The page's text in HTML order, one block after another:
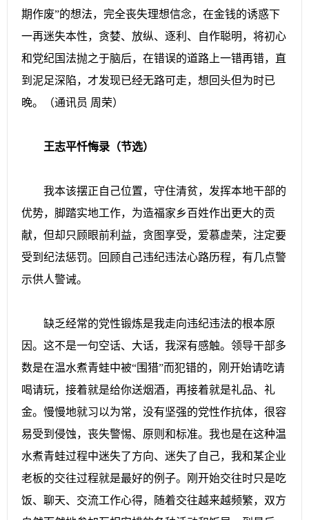
期作废”的想法，完全丧失理想信念，在金钱的诱惑下
一再迷失本性，贪婪、放纵、逐利、自作聪明，将初心
和党纪国法抛之于脑后，在错误的道路上一错再错，直
到泥足深陷，才发现已经无路可走，想回头但为时已
晚。（通讯员 周荣）
王志平忏悔录（节选）
我本该摆正自己位置，守住清贫，发挥本地干部的
优势，脚踏实地工作，为造福家乡百姓作出更大的贡
献，但却只顾眼前利益，贪图享受，爱慕虚荣，注定要
受到纪法惩罚。回顾自己违纪违法心路历程，有几点警
示供人警诫。
缺乏经常的党性锻炼是我走向违纪违法的根本原
因。这不是一句空话、大话，我深有感触。领导干部多
数是在温水煮青蛙中被“围猎”而犯错的，刚开始请吃请
喝请玩，接着就是给你送烟酒，再接着就是礼品、礼
金。慢慢地就习以为常，没有坚强的党性作抗体，很容
易受到侵蚀，丧失警惕、原则和标准。我也是在这种温
水煮青蛙过程中迷失了方向、迷失了自己，我和某企业
老板的交往过程就是最好的例子。刚开始交往时只是吃
饭、聊天、交流工作心得，随着交往越来越频繁，双方